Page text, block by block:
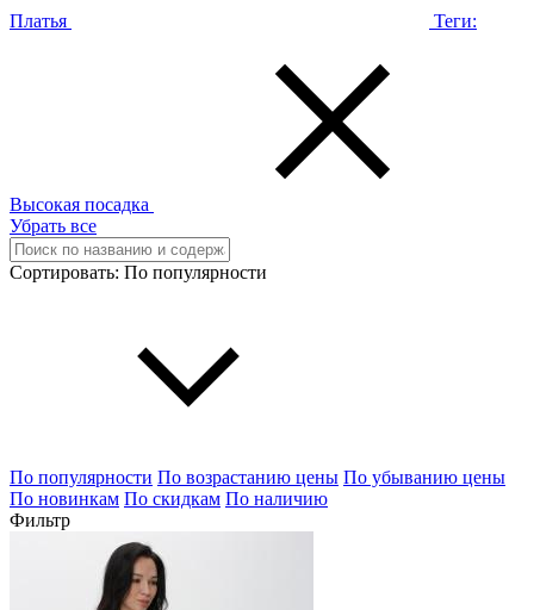
Платья Теги:
Высокая посадка
Убрать все
Сортировать: По популярности
По популярности По возрастанию цены По убыванию цены
По новинкам По скидкам По наличию
Фильтр